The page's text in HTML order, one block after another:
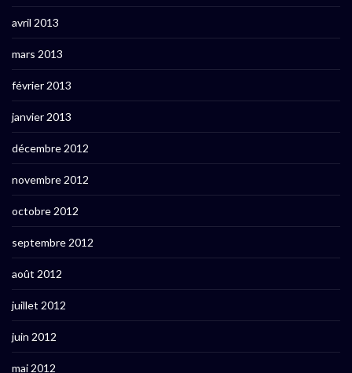
avril 2013
mars 2013
février 2013
janvier 2013
décembre 2012
novembre 2012
octobre 2012
septembre 2012
août 2012
juillet 2012
juin 2012
mai 2012